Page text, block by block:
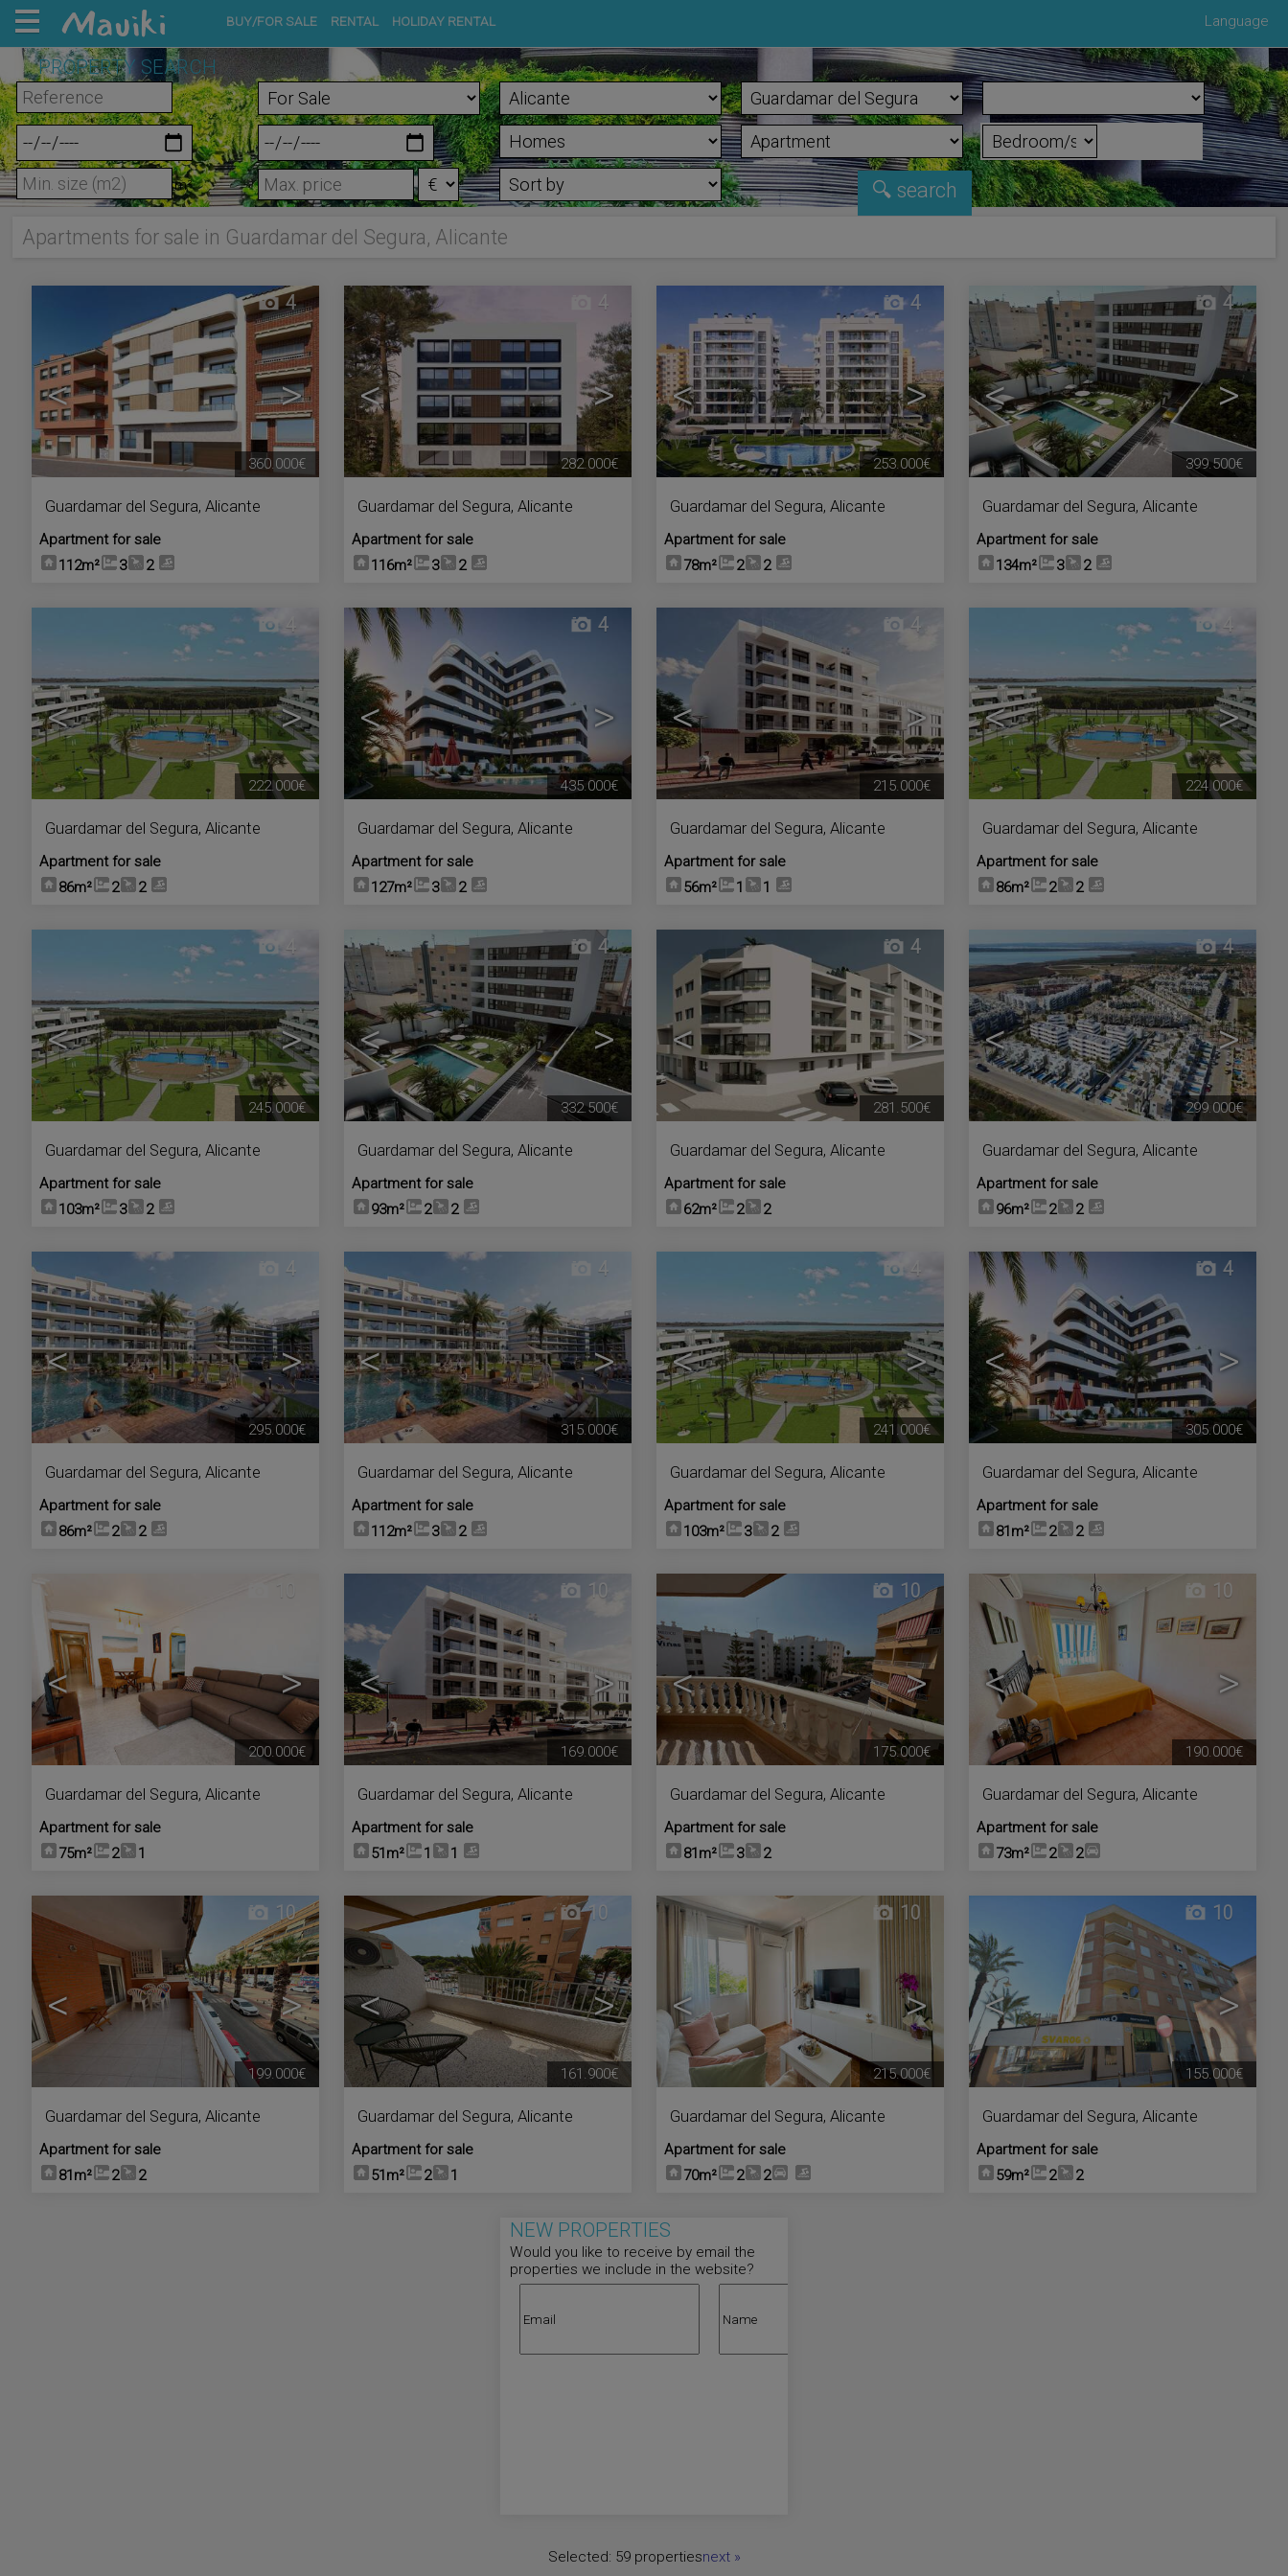
BUY/FOR SALE RENTAL HOLIDAY RENTAL Language
PROPERTY SEARCH
m²
Apartments for sale in Guardamar del Segura, Alicante
< >
4
Guardamar del Segura, Alicante
Apartment for sale
112m²
3 2
360.000€
< >
4
Guardamar del Segura, Alicante
Apartment for sale
116m²
3 2
282.000€
< >
4
Guardamar del Segura, Alicante
Apartment for sale
78m²
2 2
253.000€
< >
4
Guardamar del Segura, Alicante
Apartment for sale
134m²
3 2
399.500€
< >
4
Guardamar del Segura, Alicante
Apartment for sale
86m²
2 2
222.000€
< >
4
Guardamar del Segura, Alicante
Apartment for sale
127m²
3 2
435.000€
< >
4
Guardamar del Segura, Alicante
Apartment for sale
56m²
1 1
215.000€
< >
4
Guardamar del Segura, Alicante
Apartment for sale
86m²
2 2
224.000€
< >
4
Guardamar del Segura, Alicante
Apartment for sale
103m²
3 2
245.000€
< >
4
Guardamar del Segura, Alicante
Apartment for sale
93m²
2 2
332.500€
< >
4
Guardamar del Segura, Alicante
Apartment for sale
62m²
2 2
281.500€
< >
4
Guardamar del Segura, Alicante
Apartment for sale
96m²
2 2
299.000€
< >
4
Guardamar del Segura, Alicante
Apartment for sale
86m²
2 2
295.000€
< >
4
Guardamar del Segura, Alicante
Apartment for sale
112m²
3 2
315.000€
< >
4
Guardamar del Segura, Alicante
Apartment for sale
103m²
3 2
241.000€
< >
4
Guardamar del Segura, Alicante
Apartment for sale
81m²
2 2
305.000€
< >
10
Guardamar del Segura, Alicante
Apartment for sale
75m²
2 1
200.000€
< >
10
Guardamar del Segura, Alicante
Apartment for sale
51m²
1 1
169.000€
< >
10
Guardamar del Segura, Alicante
Apartment for sale
81m²
3 2
175.000€
< >
10
Guardamar del Segura, Alicante
Apartment for sale
73m²
2 2
190.000€
< >
10
Guardamar del Segura, Alicante
Apartment for sale
81m²
2 2
199.000€
< >
10
Guardamar del Segura, Alicante
Apartment for sale
51m²
2 1
161.900€
< >
10
Guardamar del Segura, Alicante
Apartment for sale
70m²
2 2
215.000€
< >
10
Guardamar del Segura, Alicante
Apartment for sale
59m²
2 2
155.000€
NEW PROPERTIES
Would you like to receive by email the
properties we include in the website?
Selected: 59 propertiesnext»